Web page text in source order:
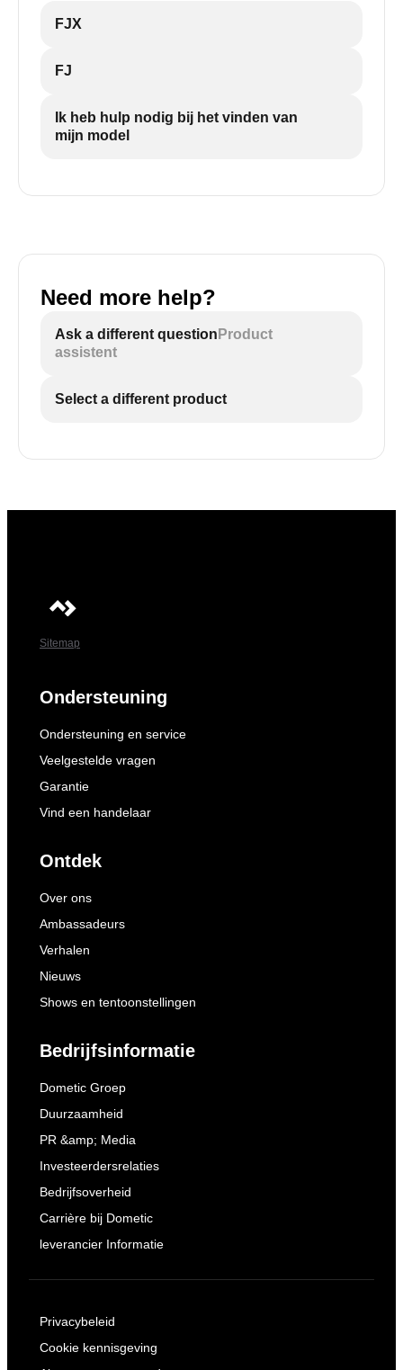
FJX
FJ
Ik heb hulp nodig bij het vinden van
mijn model
Need more help?
Ask a different question Product
assistent
Select a different product
Sitemap
Ondersteuning
Ondersteuning en service
Veelgestelde vragen
Garantie
Vind een handelaar
Ontdek
Over ons
Ambassadeurs
Verhalen
Nieuws
Shows en tentoonstellingen
Bedrijfsinformatie
Dometic Groep
Duurzaamheid
PR &amp; Media
Investeerdersrelaties
Bedrijfsoverheid
Carrière bij Dometic
leverancier Informatie
Privacybeleid
Cookie kennisgeving